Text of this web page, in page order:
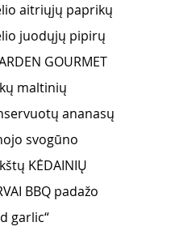
aitriųjų paprikų
juodųjų pipirų
GOURMET
maltinių
ananasų
svogūno
KĖDAINIŲ
BBQ padažo
garlic“